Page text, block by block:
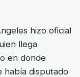
hizo oficial
llega
en donde
había disputado